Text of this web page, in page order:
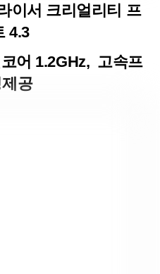
이서 크리얼리티 프
4.3
어 1.2GHz, 고속프
공